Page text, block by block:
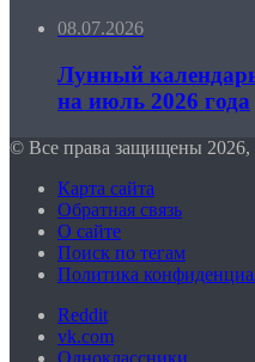
08.07.2026
Лунный
на июль 2026 года
© Все права защищены
Карта сайта
Обратная связь
О сайте
Поиск по тегам
Политика
Reddit
vk.com
Одноклассники